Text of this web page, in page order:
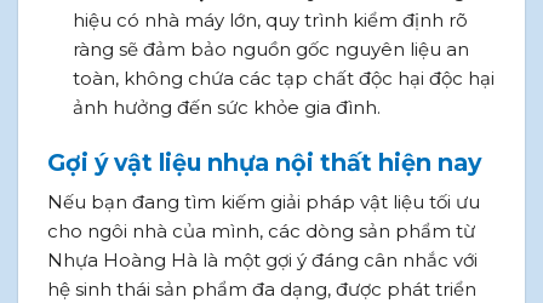
hiệu có nhà máy lớn, quy trình kiểm định rõ
ràng sẽ đảm bảo nguồn gốc nguyên liệu an
toàn, không chứa các tạp chất độc hại độc hại
ảnh hưởng đến sức khỏe gia đình.
Gợi ý vật liệu nhựa nội thất hiện nay
Nếu bạn đang tìm kiếm giải pháp vật liệu tối ưu
cho ngôi nhà của mình, các dòng sản phẩm từ
Nhựa Hoàng Hà là một gợi ý đáng cân nhắc với
hệ sinh thái sản phẩm đa dạng, được phát triển